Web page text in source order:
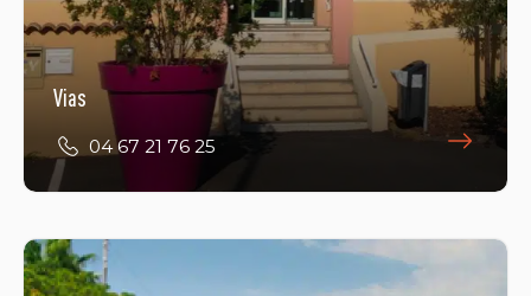
Vias
04 67 21 76 25
Portiragnes